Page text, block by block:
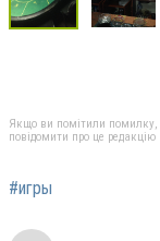
Якщо ви помітили помилку,
повідомити про це редакцію
#игры